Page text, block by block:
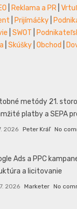
Reklama a PR
Prijímáčky
SWOT
Skúšky Obchod
metódy 21.
platby a SEPA
2026 Peter Kráľ No
Ads a PPC
a licitovanie
2026 Marketer No